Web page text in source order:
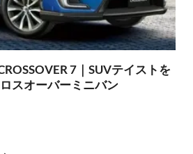
7｜SUVテイストを
スオーバーミニバン